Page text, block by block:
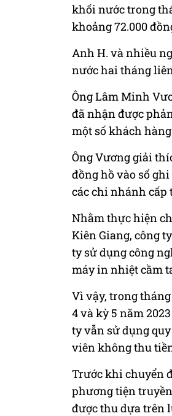
khối nước trong
khoảng 72.000
Anh H. và nhiều
nước hai tháng
Ông Lâm Minh
đã nhận được
một số khách
Ông Vương giải
đồng hồ vào sổ
các chi nhánh cấp
Nhằm thực hiện
Kiên Giang, công
ty sử dụng công
máy in nhiệt cầm
Vì vậy, trong
4 và kỳ 5 năm
ty vẫn sử dụng
viên không thu
Trước khi chuyển
phương tiện
được thu dựa trên